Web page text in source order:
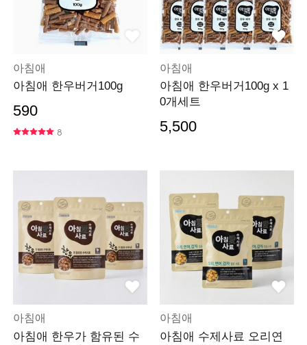
아침애
아침애 한우버거100g
590
8
아침애
아침애 한우버거100g x 1
0개세트
5,500
아침애
아침애 한우가 함유된 수
아침애
아침애 수제사료 오리연